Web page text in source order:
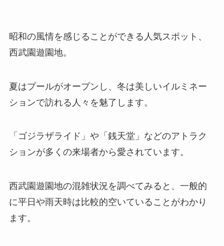
昭和の風情を感じることができる人気スポット、
西武園遊園地。
夏はプールがオープンし、冬は美しいイルミネー
ションで訪れる人々を魅了します。
「ゴジラザライド」や「銭天堂」などのアトラク
ションが多くの来場者から愛されています。
西武園遊園地の混雑状況を調べてみると、一般的
に平日や雨天時は比較的空いていることがわかり
ます。